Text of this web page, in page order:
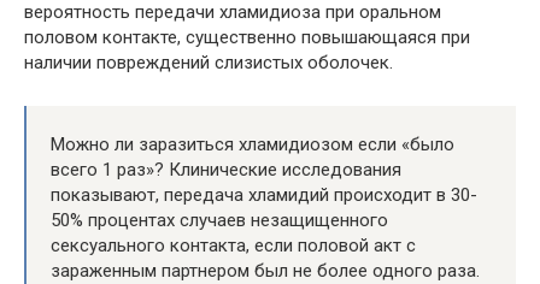
вероятность передачи хламидиоза при оральном
половом контакте, существенно повышающаяся при
наличии повреждений слизистых оболочек.
Можно ли заразиться хламидиозом если «было
всего 1 раз»? Клинические исследования
показывают, передача хламидий происходит в 30-
50% процентах случаев незащищенного
сексуального контакта, если половой акт с
зараженным партнером был не более одного раза.